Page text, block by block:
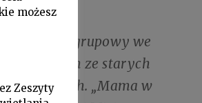
portret grupowy we
wyciętych ze starych
po bliskich. „Mama w
możesz
Zeszyty